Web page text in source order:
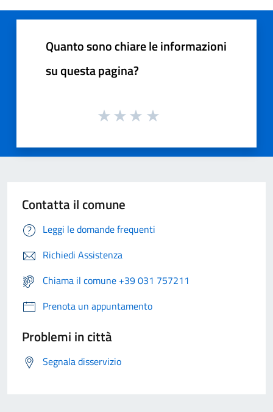
Quanto sono chiare le informazioni
su questa pagina?
Contatta il comune
Leggi le domande frequenti
Richiedi Assistenza
Chiama il comune +39 031 757211
Prenota un appuntamento
Problemi in città
Segnala disservizio